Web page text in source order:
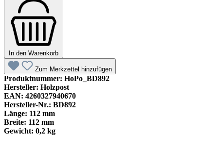
In den Warenkorb
Zum Merkzettel hinzufügen
Produktnummer: HoPo_BD892
Hersteller: Holzpost
EAN: 4260327940670
Hersteller-Nr.: BD892
Länge: 112 mm
Breite: 112 mm
Gewicht: 0,2 kg